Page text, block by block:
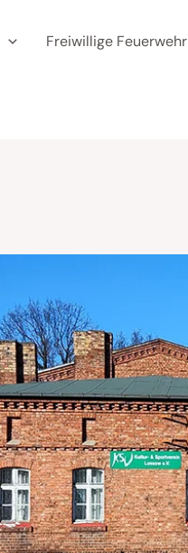
Freiwillige Feuerwehr